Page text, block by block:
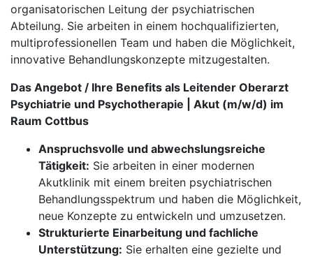
organisatorischen Leitung der psychiatrischen
Abteilung. Sie arbeiten in einem hochqualifizierten,
multiprofessionellen Team und haben die Möglichkeit,
innovative Behandlungskonzepte mitzugestalten.
Das Angebot / Ihre Benefits als Leitender Oberarzt
Psychiatrie und Psychotherapie | Akut (m/w/d) im
Raum Cottbus
Anspruchsvolle und abwechslungsreiche
Tätigkeit: Sie arbeiten in einer modernen
Akutklinik mit einem breiten psychiatrischen
Behandlungsspektrum und haben die Möglichkeit,
neue Konzepte zu entwickeln und umzusetzen.
Strukturierte Einarbeitung und fachliche
Unterstützung: Sie erhalten eine gezielte und